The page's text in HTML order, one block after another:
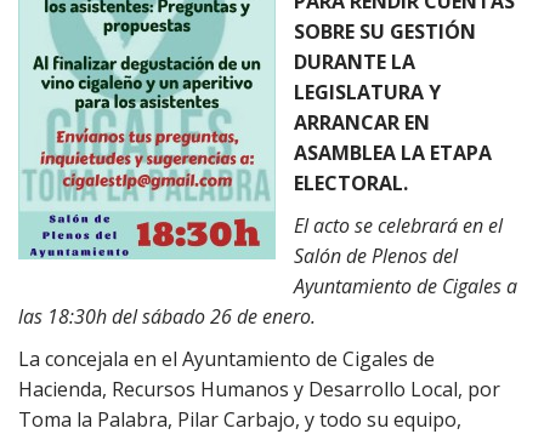
o
k
m p
p
ti
r
SOBRE SU GESTIÓN
DURANTE LA
LEGISLATURA Y
ARRANCAR EN
ASAMBLEA LA ETAPA
ELECTORAL.
El acto se celebrará en el
Salón de Plenos del
Ayuntamiento de Cigales a
las 18:30h del sábado 26 de enero.
La concejala en el Ayuntamiento de Cigales de
Hacienda, Recursos Humanos y Desarrollo Local, por
Toma la Palabra, Pilar Carbajo, y todo su equipo,